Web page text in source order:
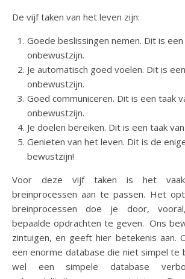
De vijf taken van het leven zijn:
Goede beslissingen nemen. Dit is
onbewustzijn.
Je automatisch goed voelen. Dit is
onbewustzijn.
Goed communiceren. Dit is een taak
onbewustzijn.
Je doelen bereiken. Dit is een taak
Genieten van het leven. Dit is de
bewustzijn!
Voor deze vijf taken is het
breinprocessen aan te passen. Het
breinprocessen doe je door,
bepaalde opdrachten te geven. Ons
zintuigen, en geeft hier betekenis aan.
een enorme database die niet simpel te
wel een simpele database